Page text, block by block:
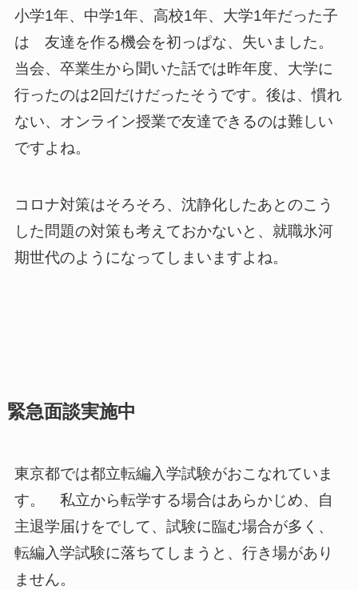
小学1年、中学1年、高校1年、大学1年だった子
は 友達を作る機会を初っぱな、失いました。
当会、卒業生から聞いた話では昨年度、大学に
行ったのは2回だけだったそうです。後は、慣れ
ない、オンライン授業で友達できるのは難しい
ですよね。
コロナ対策はそろそろ、沈静化したあとのこう
した問題の対策も考えておかないと、就職氷河
期世代のようになってしまいますよね。
緊急面談実施中
東京都では都立転編入学試験がおこなれていま
す。 私立から転学する場合はあらかじめ、自
主退学届けをでして、試験に臨む場合が多く、
転編入学試験に落ちてしまうと、行き場があり
ません。